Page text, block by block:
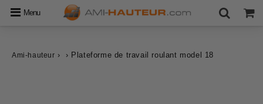
Menu
Ami-hauteur › › Plateforme de travail roulant model 18